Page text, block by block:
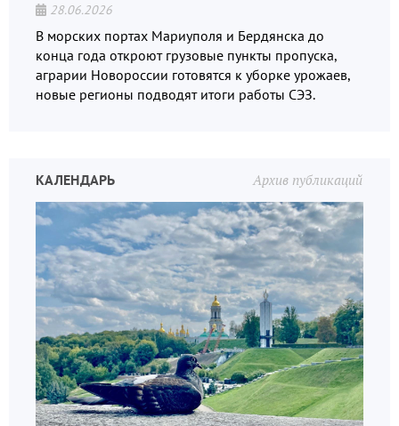
28.06.2026
В морских портах Мариуполя и Бердянска до
конца года откроют грузовые пункты пропуска,
аграрии Новороссии готовятся к уборке урожаев,
новые регионы подводят итоги работы СЭЗ.
Архив публикаций
КАЛЕНДАРЬ